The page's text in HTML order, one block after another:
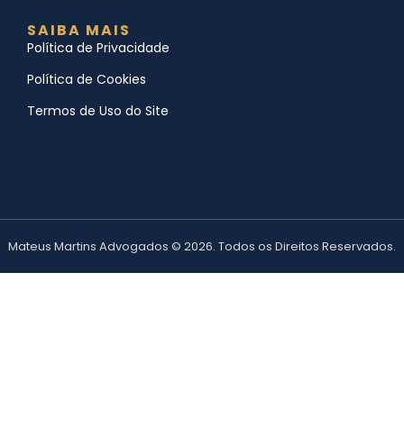
SAIBA MAIS
Política de Privacidade
Política de Cookies
Termos de Uso do Site
Mateus Martins Advogados © 2026. Todos os Direitos Reservados.